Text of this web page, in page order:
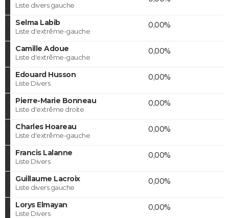
Liste divers gauche
Selma Labib
Liste d'extrême-gauche
0,00%
Camille Adoue
Liste d'extrême-gauche
0,00%
Edouard Husson
Liste Divers
0,00%
Pierre-Marie Bonneau
Liste d'extrême droite
0,00%
Charles Hoareau
Liste d'extrême-gauche
0,00%
Francis Lalanne
Liste Divers
0,00%
Guillaume Lacroix
Liste divers gauche
0,00%
Lorys Elmayan
Liste Divers
0,00%